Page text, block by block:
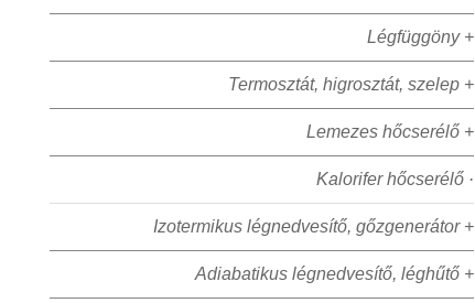
Légfüggöny +
Termosztát, higrosztát, szelep +
Lemezes hőcserélő +
Kalorifer hőcserélő ·
Izotermikus légnedvesítő, gőzgenerátor +
Adiabatikus légnedvesítő, léghűtő +